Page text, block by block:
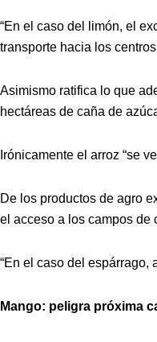
“En el caso del limón, el
transporte hacia los
Asimismo ratifica lo que
hectáreas de caña de
Irónicamente el arroz “se
De los productos de agro
el acceso a los campos de
“En el caso del espárrago,
Mango: peligra próxima